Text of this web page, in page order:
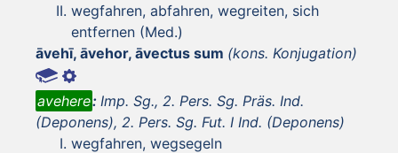
wegfahren, abfahren, wegreiten, sich
entfernen (Med.)
āvehī, āvehor, āvectus sum (kons. Konjugation)
avehere: Imp. Sg., 2. Pers. Sg. Präs. Ind.
(Deponens), 2. Pers. Sg. Fut. I Ind. (Deponens)
wegfahren, wegsegeln